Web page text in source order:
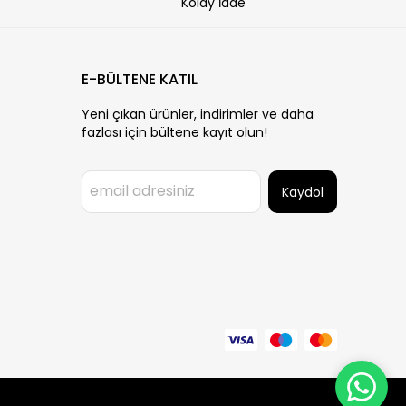
E-BÜLTENE KATIL
Yeni çıkan ürünler, indirimler ve daha
fazlası için bültene kayıt olun!
Kaydol